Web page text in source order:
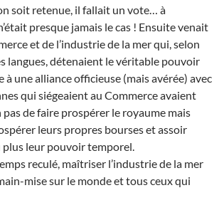
soit retenue, il fallait un vote… à
presque jamais le cas ! Ensuite venait
et de l’industrie de la mer qui, selon
langues, détenaient le véritable pouvoir
à une alliance officieuse (mais avérée) avec
qui siégeaient au Commerce avaient
de faire prospérer le royaume mais
leurs propres bourses et assoir
leur pouvoir temporel.
reculé, maîtriser l’industrie de la mer
mise sur le monde et tous ceux qui